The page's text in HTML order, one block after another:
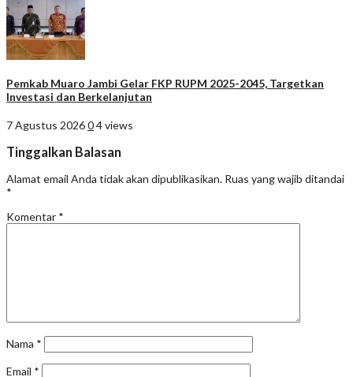
Pemkab Muaro Jambi Gelar FKP RUPM 2025-2045, Targetkan
Investasi dan Berkelanjutan
7 Agustus 202604 views
Tinggalkan Balasan
Alamat email Anda tidak akan dipublikasikan. Ruas yang wajib ditandai
*
Komentar *
Nama *
Email *